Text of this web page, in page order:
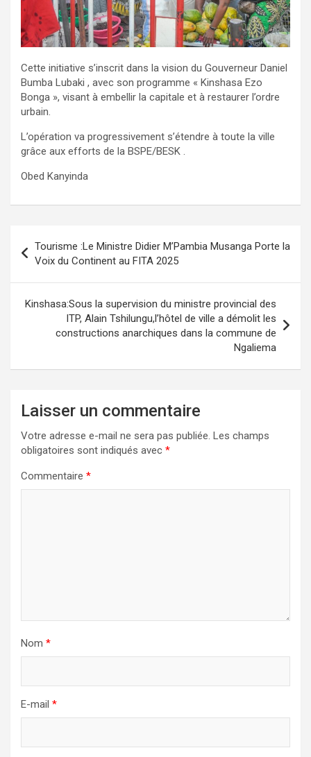
Cette initiative s’inscrit dans la vision du Gouverneur Daniel
Bumba Lubaki , avec son programme « Kinshasa Ezo
Bonga », visant à embellir la capitale et à restaurer l’ordre
urbain.
L’opération va progressivement s’étendre à toute la ville
grâce aux efforts de la BSPE/BESK .
Obed Kanyinda
de
l’article
Tourisme :Le Ministre Didier M’Pambia Musanga Porte la
Voix du Continent au FITA 2025
Kinshasa:Sous la supervision du ministre provincial des
ITP, Alain Tshilungu,l’hôtel de ville a démolit les
constructions anarchiques dans la commune de
Ngaliema
Laisser un commentaire
Votre adresse e-mail ne sera pas publiée. Les champs
obligatoires sont indiqués avec *
Commentaire *
Nom *
E-mail *